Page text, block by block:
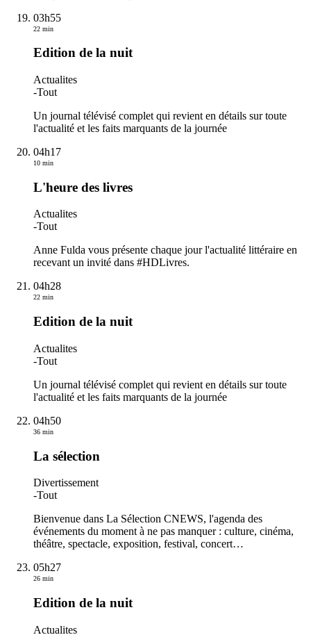
03h55
22 min
Edition de la nuit
Actualites
-Tout
Un journal télévisé complet qui revient en détails sur toute
l'actualité et les faits marquants de la journée
04h17
10 min
L'heure des livres
Actualites
-Tout
Anne Fulda vous présente chaque jour l'actualité littéraire en
recevant un invité dans #HDLivres.
04h28
22 min
Edition de la nuit
Actualites
-Tout
Un journal télévisé complet qui revient en détails sur toute
l'actualité et les faits marquants de la journée
04h50
36 min
La sélection
Divertissement
-Tout
Bienvenue dans La Sélection CNEWS, l'agenda des
événements du moment à ne pas manquer : culture, cinéma,
théâtre, spectacle, exposition, festival, concert…
05h27
26 min
Edition de la nuit
Actualites